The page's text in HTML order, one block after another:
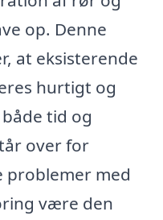
op. Denne
at eksisterende
hurtigt og
tid og
over for
problemer med
være den